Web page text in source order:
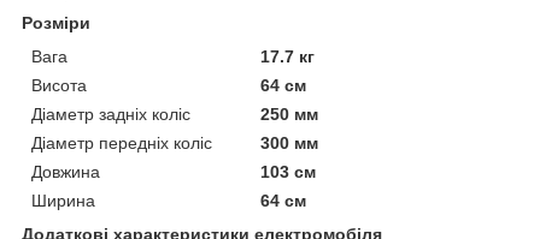
Розміри
Вага
17.7 кг
Висота
64 см
Діаметр задніх коліс
250 мм
Діаметр передніх коліс
300 мм
Довжина
103 см
Ширина
64 см
Додаткові характеристики електромобіля